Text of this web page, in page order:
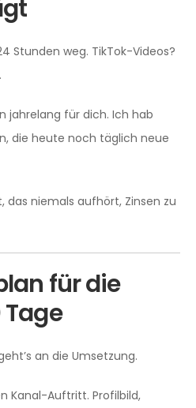
Stunden weg. TikTok-Videos?
jahrelang für dich. Ich hab
die heute noch täglich neue
das niemals aufhört, Zinsen zu
für die
an die Umsetzung.
Kanal-Auftritt. Profilbild,